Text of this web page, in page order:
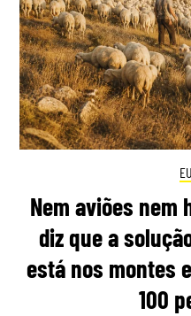
Nem aviões
diz que a
está nos montes
100